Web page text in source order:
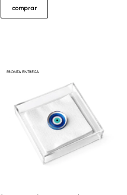
comprar
PRONTA ENTREGA